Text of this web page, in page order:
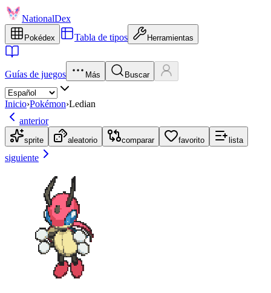
NationalDex
Pokédex Tabla de tipos Herramientas
Guías de juegos Más Buscar
Inicio›Pokémon›Ledian
anterior
sprite aleatorio comparar favorito lista
siguiente